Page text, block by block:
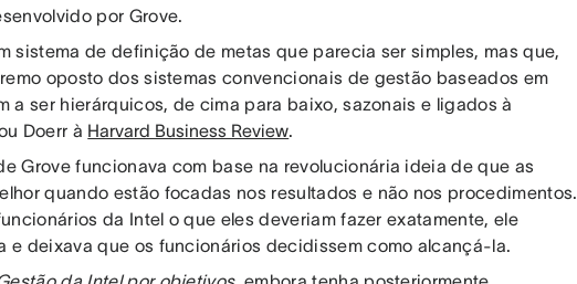
por Grove.
sistema de definição de metas que parecia ser simples, mas que,
oposto dos sistemas convencionais de gestão baseados em
a ser hierárquicos, de cima para baixo, sazonais e ligados à
Doerr à Harvard Business Review.
Grove funcionava com base na revolucionária ideia de que as
quando estão focadas nos resultados e não nos procedimentos.
da Intel o que eles deveriam fazer exatamente, ele
e deixava que os funcionários decidissem como alcançá-la.